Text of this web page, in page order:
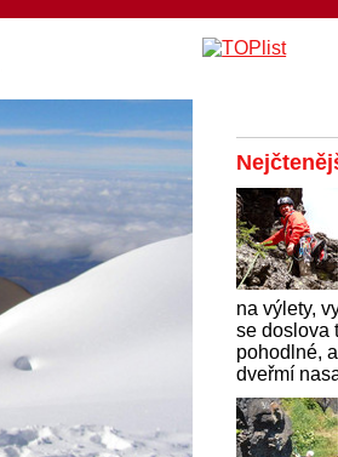
na výlety,
se doslova
pohodlné,
dveřmí